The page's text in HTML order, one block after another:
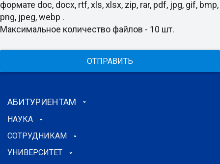
формате doc, docx, rtf, xls, xlsx, zip, rar, pdf, jpg, gif, bmp,
png, jpeg, webp .
Максимальное количество файлов - 10 шт.
ОТПРАВИТЬ
АБИТУРИЕНТАМ
НАУКА
СОТРУДНИКАМ
УНИВЕРСИТЕТ